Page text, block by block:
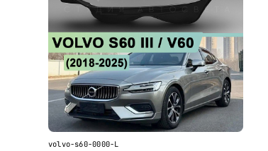
volvo-s60-0000-L